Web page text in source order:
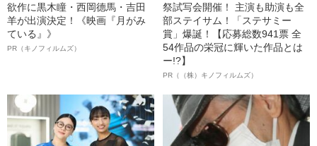
欲作に黒木瞳・西岡德馬・吉田
羊が出演決定！《映画『月がみ
ている』》
PR（キノフィルムズ）
祭試写会開催！ 主演も助演も全
部ステイサム！「ステサミー
賞」爆誕！【応募総数941票 全
54作品の栄冠に輝いた作品とは
ー!?】
PR（（株）キノフィルムズ）